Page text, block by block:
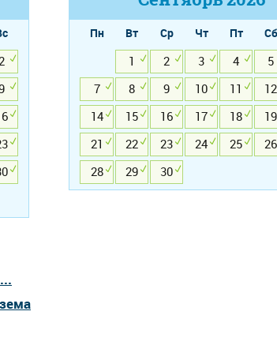
Пн Вт Ср Чт Пт Сб
1
2 3 4 5
7
8 9 10 11 12
14
15 16 17 18 19
21
22 23 24 25 26
28
29 30